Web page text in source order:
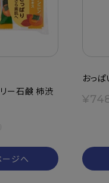
ー石鹸 柿渋
ジへ
おっ